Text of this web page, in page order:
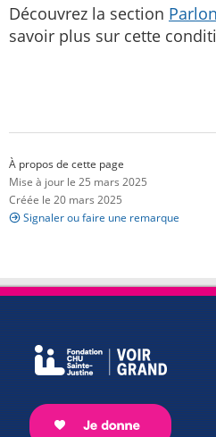
Découvrez la section
savoir plus sur cette
À propos de cette page
Mise à jour le 25 mars 2025
Créée le 20 mars 2025
Signaler ou faire une remarque